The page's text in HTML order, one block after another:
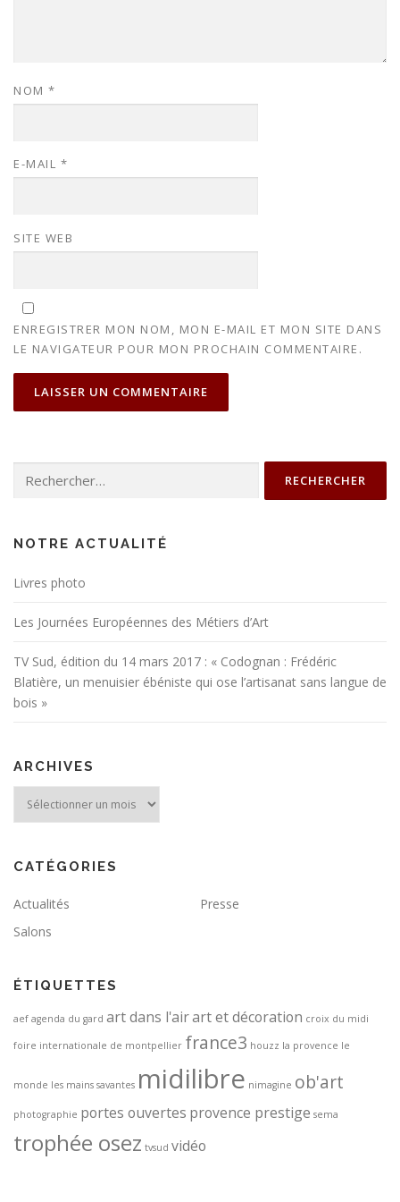
NOM *
E-MAIL *
SITE WEB
ENREGISTRER MON NOM, MON E-MAIL ET MON SITE DANS
LE NAVIGATEUR POUR MON PROCHAIN COMMENTAIRE.
NOTRE ACTUALITÉ
Livres photo
Les Journées Européennes des Métiers d’Art
TV Sud, édition du 14 mars 2017 : « Codognan : Frédéric
Blatière, un menuisier ébéniste qui ose l’artisanat sans langue de
bois »
ARCHIVES
CATÉGORIES
Actualités
Presse
Salons
ÉTIQUETTES
aef agenda du gard art dans l'airart et décoration croix du midi
foire internationale de montpellier france3 houzz la provence le
monde les mains savantes midilibre nimagine ob'art
photographie portes ouvertes provence prestige sema
trophée osez tvsud vidéo